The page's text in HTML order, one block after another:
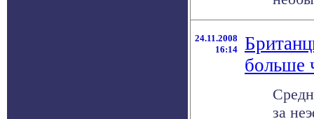
24.11.2008
16:14
больше
за